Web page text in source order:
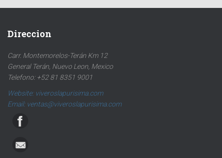
Direccion
Carr. Montemorelos-Terán Km 12
General Terán, Nuevo Leon, Mexico
Telefono: +52 81 8351 9001
Website: viveroslapurisima.com
Email: ventas@viveroslapurisima.com